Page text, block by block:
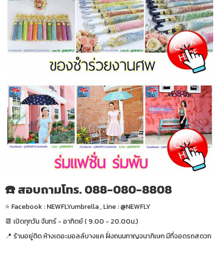
☎️ สอบถามโทร. 088-080-8808
⭐️ Facebook : NEWFLYumbrella , Line : @NEWFLY
📆 เปิดทุกวัน จันทร์ - อาทิตย์ ( 9.00 - 20.00น.)
📍 ร้านอยู่ติด ห้างเดอะมอลล์บางแค ฝั่งถนนกาญจนาภิเษก มีที่จอดรถสดวก